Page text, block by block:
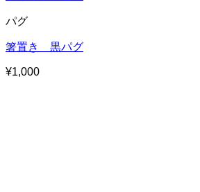
パグ
箸置き 黒パグ
¥1,000